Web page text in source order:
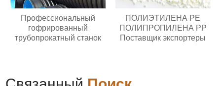
Профессиональный
гофрированный
трубопрокатный станок
ПОЛИЭТИЛЕНА PE
ПОЛИПРОПИЛЕНА PP
Поставщик экспортеры